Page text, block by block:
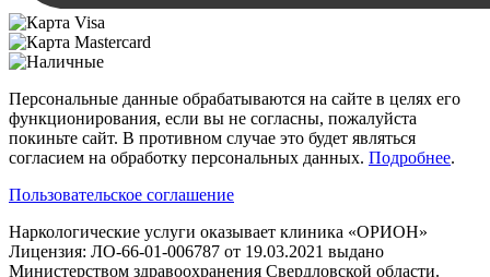
Персональные данные обрабатываются на сайте в целях его
функционирования, если вы не согласны, пожалуйста
покиньте сайт. В противном случае это будет являться
согласием на обработку персональных данных. Подробнее.
Пользовательское соглашение
Наркологические услуги оказывает клиника «ОРИОН»
Лицензия: ЛО-66-01-006787 от 19.03.2021 выдано
Министерством здравоохранения Свердловской области.